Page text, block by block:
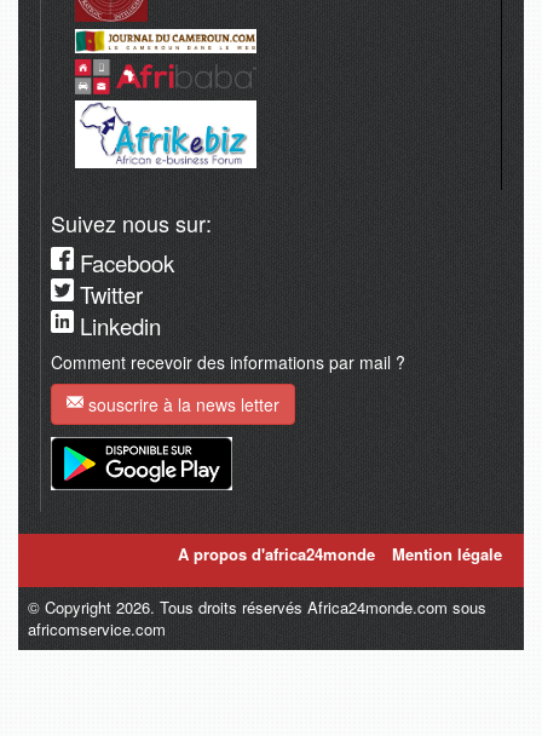
Suivez nous sur:
Facebook
Twitter
Linkedin
Comment recevoir des informations par mail ?
souscrire à la news letter
A propos d'africa24monde Mention légale
© Copyright 2026. Tous droits réservés Africa24monde.com sous
africomservice.com